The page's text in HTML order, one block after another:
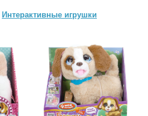
Интерактивные игрушки